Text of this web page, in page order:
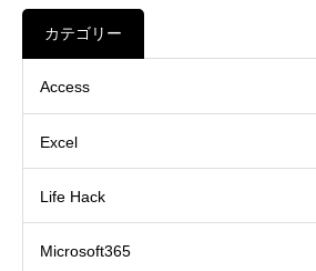
カテゴリー
Access
Excel
Life Hack
Microsoft365